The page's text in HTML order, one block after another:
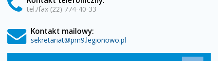
tel./fax (22) 774-40-33
Kontakt mailowy:
sekretariat@pm9.legionowo.pl